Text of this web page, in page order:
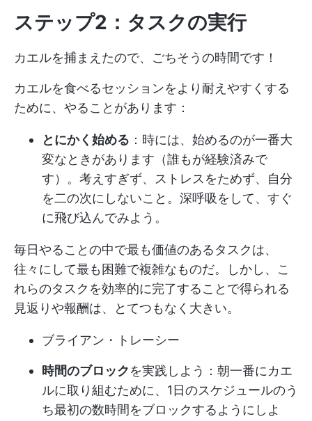
ステップ2：タスクの実行
カエルを捕まえたので、ごちそうの時間です！
カエルを食べるセッションをより耐えやすくする
ために、やることがあります：
とにかく始める ：時には、始めるのが一番大
変なときがあります（誰もが経験済みで
す）。考えすぎず、ストレスをためず、自分
を二の次にしないこと。深呼吸をして、すぐ
に飛び込んでみよう。
毎日やることの中で最も価値のあるタスクは、
往々にして最も困難で複雑なものだ。しかし、こ
れらのタスクを効率的に完了することで得られる
見返りや報酬は、とてつもなく大きい。
ブライアン・トレーシー
時間のブロックを実践しよう：朝一番にカエ
ルに取り組むために、1日のスケジュールのう
ち最初の数時間をブロックするようにしよ